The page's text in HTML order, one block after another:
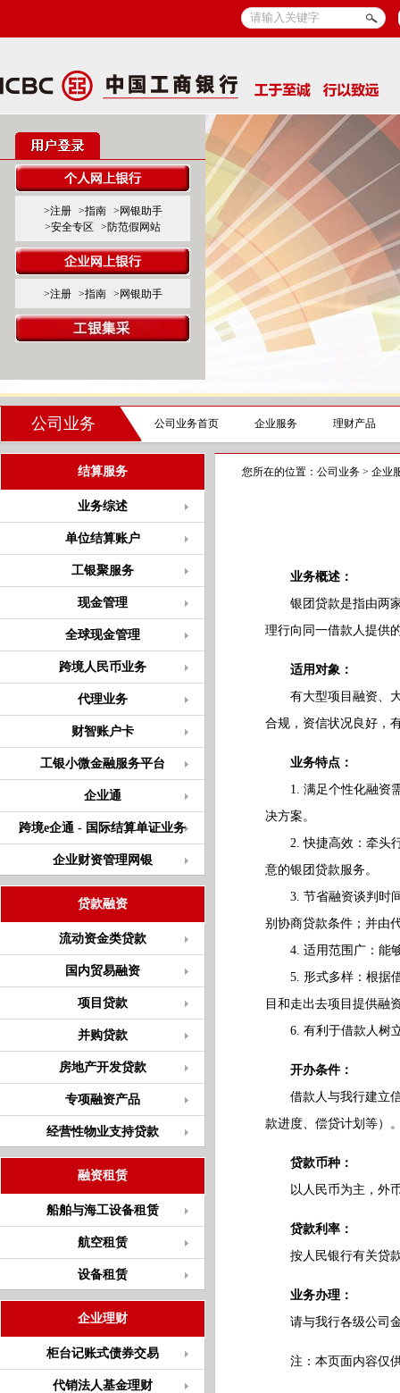
>注册 >指南
>网银助手
>安全专区
>防范假网站
>注册 >指南 >网银助手
公司业务 公司业务首页 企业服务 理财产品
结算服务
业务综述
单位结算账户
工银聚服务
现金管理
全球现金管理
跨境人民币业务
代理业务
财智账户卡
工银小微金融服务平台
企业通
跨境e企通 - 国际结算单证业务
企业财资管理网银
贷款融资
流动资金类贷款
国内贸易融资
项目贷款
并购贷款
房地产开发贷款
专项融资产品
经营性物业支持贷款
融资租赁
船舶与海工设备租赁
航空租赁
设备租赁
企业理财
柜台记账式债券交易
代销法人基金理财
您所在的位置： 公司业务 > 企业
业务概述：
银团贷款是指由两家
理行向同一借款人提供
适用对象：
有大型项目融资、大
合规，资信状况良好，
业务特点：
1. 满足个性化融资需
决方案。
2. 快捷高效：牵头行
意的银团贷款服务。
3. 节省融资谈判时间
别协商贷款条件；并由
4. 适用范围广：能够
5. 形式多样：根据借
目和走出去项目提供融
6. 有利于借款人树立
开办条件：
借款人与我行建立信
款进度、偿贷计划等）
贷款币种：
以人民币为主，外币
贷款利率：
按人民银行有关贷款
业务办理：
请与我行各级公司金
注：本页面内容仅供